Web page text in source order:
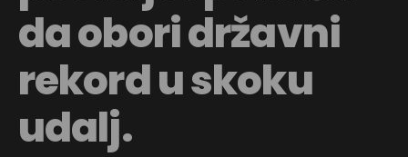
da obori državni
rekord u skoku
udalj.